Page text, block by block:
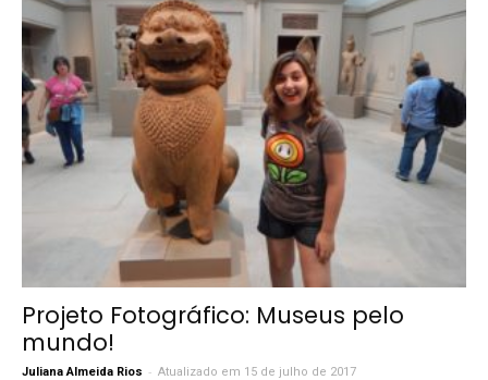
Projeto Fotográfico: Museus pelo
mundo!
Juliana Almeida Rios - Atualizado em 15 de julho de 2017